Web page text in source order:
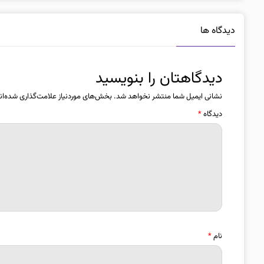
دیدگاه ها
دیدگاهتان را بنویسید
نشانی ایمیل شما منتشر نخواهد شد. بخش‌های موردنیاز علامت‌گذاری
دیدگاه*
نام*